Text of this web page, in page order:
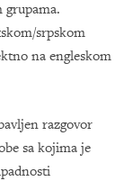
srpskom
na engleskom
razgovor
sa kojima je